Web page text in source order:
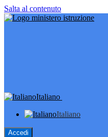
Salta al contenuto
Italiano
Italiano
Accedi